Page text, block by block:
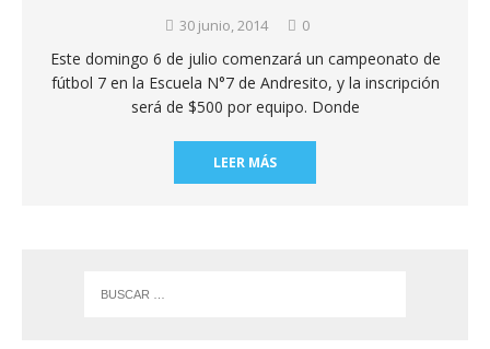
30 junio, 2014 0
Este domingo 6 de julio comenzará un campeonato de
fútbol 7 en la Escuela N°7 de Andresito, y la inscripción
será de $500 por equipo. Donde
LEER MÁS